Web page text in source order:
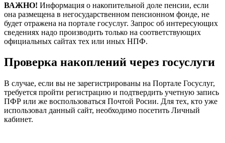
ВАЖНО! Информация о накопительной доле пенсии, если
она размещена в негосударственном пенсионном фонде, не
будет отражена на портале госуслуг. Запрос об интересующих
сведениях надо производить только на соответствующих
официальных сайтах тех или иных НПФ.
Проверка накоплений через госуслуги
В случае, если вы не зарегистрированы на Портале Госуслуг,
требуется пройти регистрацию и подтвердить учетную запись
ПФР или же воспользоваться Почтой Росии. Для тех, кто уже
использовал данный сайт, необходимо посетить Личный
кабинет.